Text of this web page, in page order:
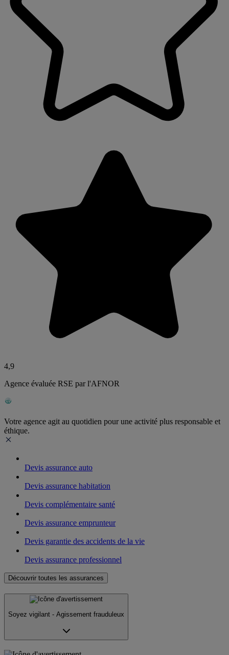
4,9
Agence évaluée RSE par l'AFNOR
Votre agence agit au quotidien pour une activité plus responsable et
éthique.
Devis assurance auto
Devis assurance habitation
Devis complémentaire santé
Devis assurance emprunteur
Devis garantie des accidents de la vie
Devis assurance professionnel
Découvrir toutes les assurances
Soyez vigilant - Agissement frauduleux